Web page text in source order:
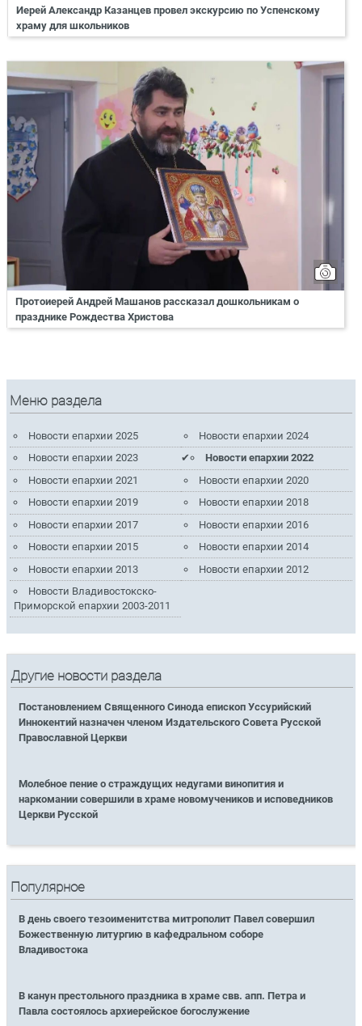
Иерей Александр Казанцев провел экскурсию по Успенскому
храму для школьников
Протоиерей Андрей Машанов рассказал дошкольникам о
празднике Рождества Христова
Меню раздела
Новости епархии 2025
Новости епархии 2024
Новости епархии 2023
Новости епархии 2022
Новости епархии 2021
Новости епархии 2020
Новости епархии 2019
Новости епархии 2018
Новости епархии 2017
Новости епархии 2016
Новости епархии 2015
Новости епархии 2014
Новости епархии 2013
Новости епархии 2012
Новости Владивостокско-
Приморской епархии 2003-2011
Другие новости раздела
Постановлением Священного Синода епископ Уссурийский
Иннокентий назначен членом Издательского Совета Русской
Православной Церкви
Молебное пение о страждущих недугами винопития и
наркомании совершили в храме новомучеников и исповедников
Церкви Русской
Популярное
В день своего тезоименитства митрополит Павел совершил
Божественную литургию в кафедральном соборе
Владивостока
В канун престольного праздника в храме свв. апп. Петра и
Павла состоялось архиерейское богослужение